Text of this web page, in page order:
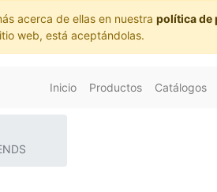
acerca de ellas en nuestra política de
web, está aceptándolas.
Inicio Productos Catálogos